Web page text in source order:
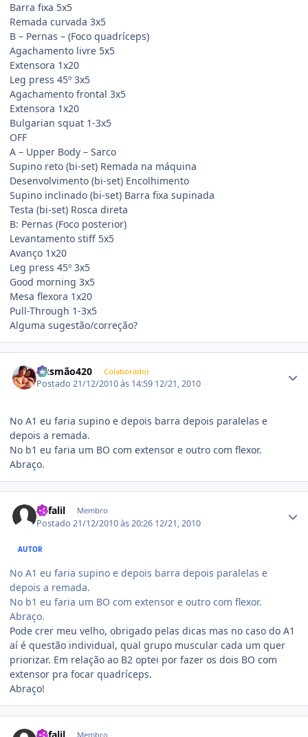
Barra fixa 5x5
Remada curvada 3x5
B – Pernas – (Foco quadríceps)
Agachamento livre 5x5
Extensora 1x20
Leg press 45º 3x5
Agachamento frontal 3x5
Extensora 1x20
Bulgarian squat 1-3x5
OFF
A – Upper Body – Sarco
Supino reto (bi-set) Remada na máquina
Desenvolvimento (bi-set) Encolhimento
Supino inclinado (bi-set) Barra fixa supinada
Testa (bi-set) Rosca direta
B: Pernas (Foco posterior)
Levantamento stiff 5x5
Avanço 1x20
Leg press 45º 3x5
Good morning 3x5
Mesa flexora 1x20
Pull-Through 1-3x5
Alguma sugestão/correção?
Gusmão420 Colaborador
Postado21/12/2010 às 14:59 12/21, 2010
No A1 eu faria supino e depois barra depois paralelas e
depois a remada.
No b1 eu faria um BO com extensor e outro com flexor.
Abraço.
Kafalil Membro
Postado21/12/2010 às 20:26 12/21, 2010
AUTOR
No A1 eu faria supino e depois barra depois paralelas e
depois a remada.
No b1 eu faria um BO com extensor e outro com flexor.
Abraço.
Pode crer meu velho, obrigado pelas dicas mas no caso do A1
aí é questão individual, qual grupo muscular cada um quer
priorizar. Em relação ao B2 optei por fazer os dois BO com
extensor pra focar quadríceps.
Abraço!
Membro